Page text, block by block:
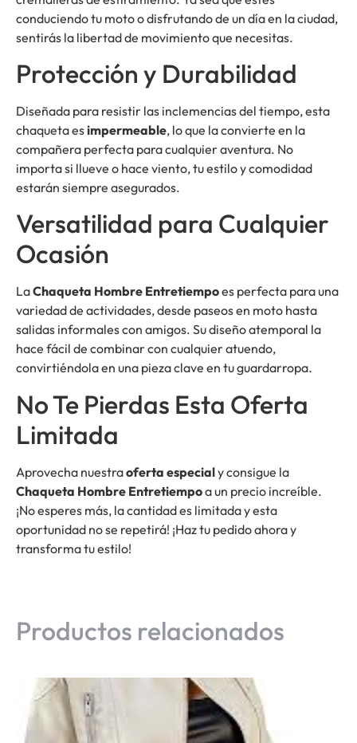
conduciendo tu moto o disfrutando de un día en la ciudad,
sentirás la libertad de movimiento que necesitas.
Protección y Durabilidad
Diseñada para resistir las inclemencias del tiempo, esta
chaqueta esimpermeable, lo que la convierte en la
compañera perfecta para cualquier aventura. No
importa si llueve o hace viento, tu estilo y comodidad
estarán siempre asegurados.
Versatilidad para Cualquier
Ocasión
LaChaqueta Hombre Entretiempoes perfecta para una
variedad de actividades, desde paseos en moto hasta
salidas informales con amigos. Su diseño atemporal la
hace fácil de combinar con cualquier atuendo,
convirtiéndola en una pieza clave en tu guardarropa.
No Te Pierdas Esta Oferta
Limitada
Aprovecha nuestraoferta especialy consigue la
Chaqueta Hombre Entretiempoa un precio increíble.
¡No esperes más, la cantidad es limitada y esta
oportunidad no se repetirá! ¡Haz tu pedido ahora y
transforma tu estilo!
Productos relacionados